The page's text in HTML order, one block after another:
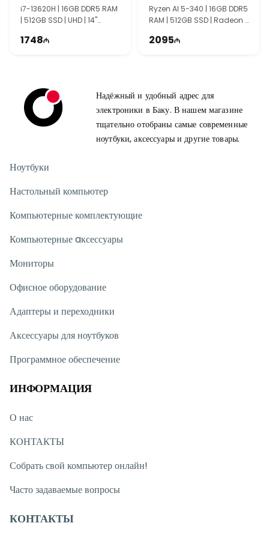
мобильность и комфорт в использовании.
i7-13620H | 16GB DDR5 RAM
| 512GB SSD | UHD | 14"
1748
90NB14U1-M007L0
Ryzen AI 5-340 | 16GB DDR5
RAM | 512GB SSD | Radeon |
2095
Надёжный и удобный адрес для
электроники в Баку. В нашем магазине
тщательно отобраны самые современные
ноутбуки, аксессуары и другие товары.
Ноутбуки
Настольный компьютер
Компьютерные комплектующие
Компьютерные aксессуары
Мониторы
Офисное оборудование
Адаптеры и переходники
Аксессуары для ноутбуков
Программное обеспечение
ИНФОРМАЦИЯ
О нас
КОНТАКТЫ
Собрать свой компьютер онлайн!
Часто задаваемые вопросы
КОНТАКТЫ